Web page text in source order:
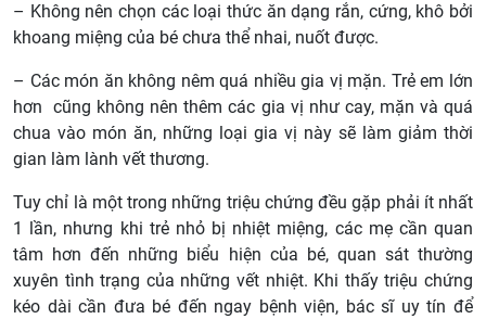
– Không nên chọn các loại thức ăn dạng rắn, cứng, khô bởi
khoang miệng của bé chưa thể nhai, nuốt được.
– Các món ăn không nêm quá nhiều gia vị mặn. Trẻ em lớn
hơn cũng không nên thêm các gia vị như cay, mặn và quá
chua vào món ăn, những loại gia vị này sẽ làm giảm thời
gian làm lành vết thương.
Tuy chỉ là một trong những triệu chứng đều gặp phải ít nhất
1 lần, nhưng khi trẻ nhỏ bị nhiệt miệng, các mẹ cần quan
tâm hơn đến những biểu hiện của bé, quan sát thường
xuyên tình trạng của những vết nhiệt. Khi thấy triệu chứng
kéo dài cần đưa bé đến ngay bệnh viện, bác sĩ uy tín để